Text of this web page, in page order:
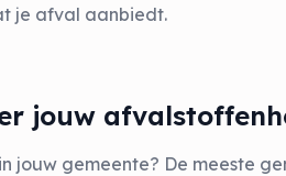
je afval aanbiedt.
jouw
jouw gemeente? De meeste